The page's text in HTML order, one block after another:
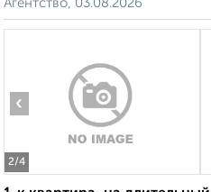
Агентство, 03.08.2026
2/4
‹